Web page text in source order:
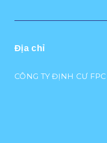
Địa chỉ
CÔNG TY ĐỊNH CƯ